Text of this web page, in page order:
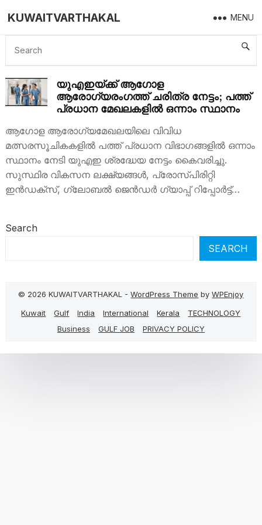
KUWAITVARTHAKAL MENU
UAE HEALTH SECTOR
യുഎഇയ്ക്ക് ആഗോള
ആരോഗ്യരംഗത്ത് ചരിത്ര നേട്ടം; പത്ത്
പ്രധാന മേഖലകളിൽ ഒന്നാം സ്ഥാനം
ആഗോള ആരോഗ്യമേഖലയിലെ വിവിധ
മത്സരസൂചികകളിൽ പത്ത് പ്രധാന വിഭാഗങ്ങളിൽ ഒന്നാം
സ്ഥാനം നേടി യുഎഇ ശ്രദ്ധേയ നേട്ടം കൈവരിച്ചു.
സുസ്ഥിര വികസന ലക്ഷ്യങ്ങൾ, പ്രോസ്പിരിറ്റി
ഇൻഡക്സ്, ഗ്ലോബൽ ജെൻഡർ ഗ്യാപ്പ് റിപ്പോർട്ട്…
Search
SEARCH
© 2026 KUWAITVARTHAKAL -WordPress Theme byWPEnjoy
Kuwait
Gulf India International Kerala
TECHNOLOGY
Business
GULF JOB PRIVACY POLICY